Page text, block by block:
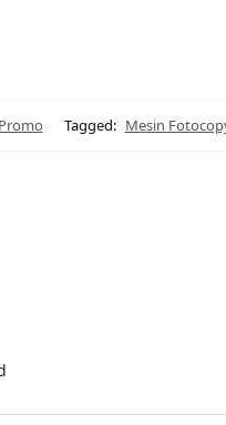
Promo Tagged: Mesin